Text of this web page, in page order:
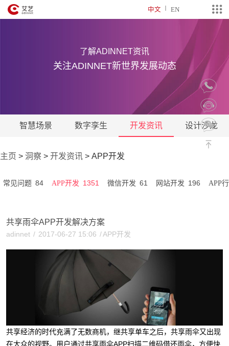
中文 EN
了解ADINNET资讯
关注ADINNET新世界发展动态
智慧场景 数字孪生 开发资讯 设计沙龙
主页 > 洞察 > 开发资讯 > APP开发
常见问题 84 APP开发 1351 微信开发 61 网站开发 196 APP
共享雨伞APP开发解决方案
adinnet / 2017-06-27 15:06 /APP开发
共享经济的时代充满了无数商机，继共享单车之后，共享雨伞又出现
在大众的视野。用户通过共享雨伞APP扫描二维码借还雨伞，方便快